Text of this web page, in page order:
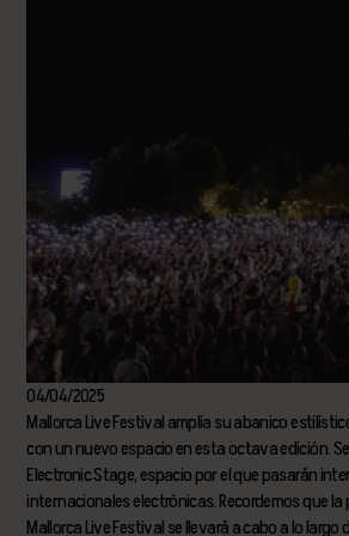
04/04/2025
Mallorca Live Festival amplía su abanico
con un nuevo espacio en esta octava edición.
Electronic Stage, espacio por el que pasarán
internacionales electrónicas. Recordemos que la
Mallorca Live Festival se llevará a cabo a lo largo